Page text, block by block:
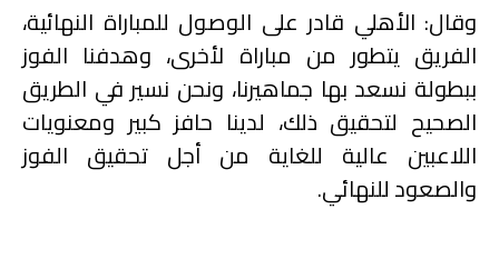
وقال: الأهلي قادر على الوصول للمباراة النهائية،
الفريق يتطور من مباراة لأخرى، وهدفنا الفوز
ببطولة نسعد بها جماهيرنا، ونحن نسير في الطريق
الصحيح لتحقيق ذلك، لدينا حافز كبير ومعنويات
اللاعبين عالية للغاية من أجل تحقيق الفوز
والصعود للنهائي.